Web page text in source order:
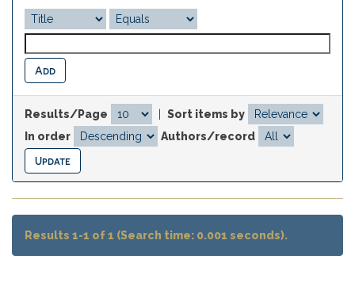
Results/Page
Sort items by
In order
Authors/record
Results 1-1 of 1 (Search time: 0.001 seconds).